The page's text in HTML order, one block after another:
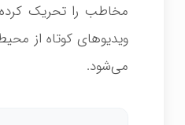
مخاطب را تحریک
ویدیوهای کوتاه از
می‌شود.